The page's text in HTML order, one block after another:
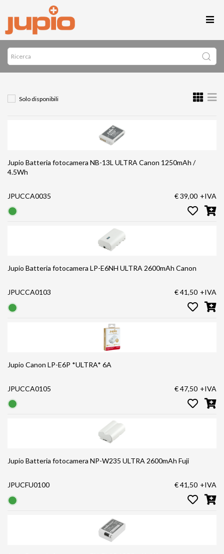
Solo disponibili
Jupio Batteria fotocamera NB-13L ULTRA Canon 1250mAh /
4.5Wh
JPUCCA0035 € 39,00 +IVA
Jupio Batteria fotocamera LP-E6NH ULTRA 2600mAh Canon
JPUCCA0103 € 41,50 +IVA
Jupio Canon LP-E6P *ULTRA* 6A
JPUCCA0105 € 47,50 +IVA
Jupio Batteria fotocamera NP-W235 ULTRA 2600mAh Fuji
JPUCFU0100 € 41,50 +IVA